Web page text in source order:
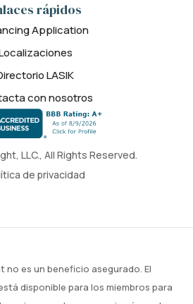
LLC., All Rights Reserved.
de privacidad
rápidos
Application
LASIK
con nosotros
no es un beneficio asegurado. El
disponible para los miembros para